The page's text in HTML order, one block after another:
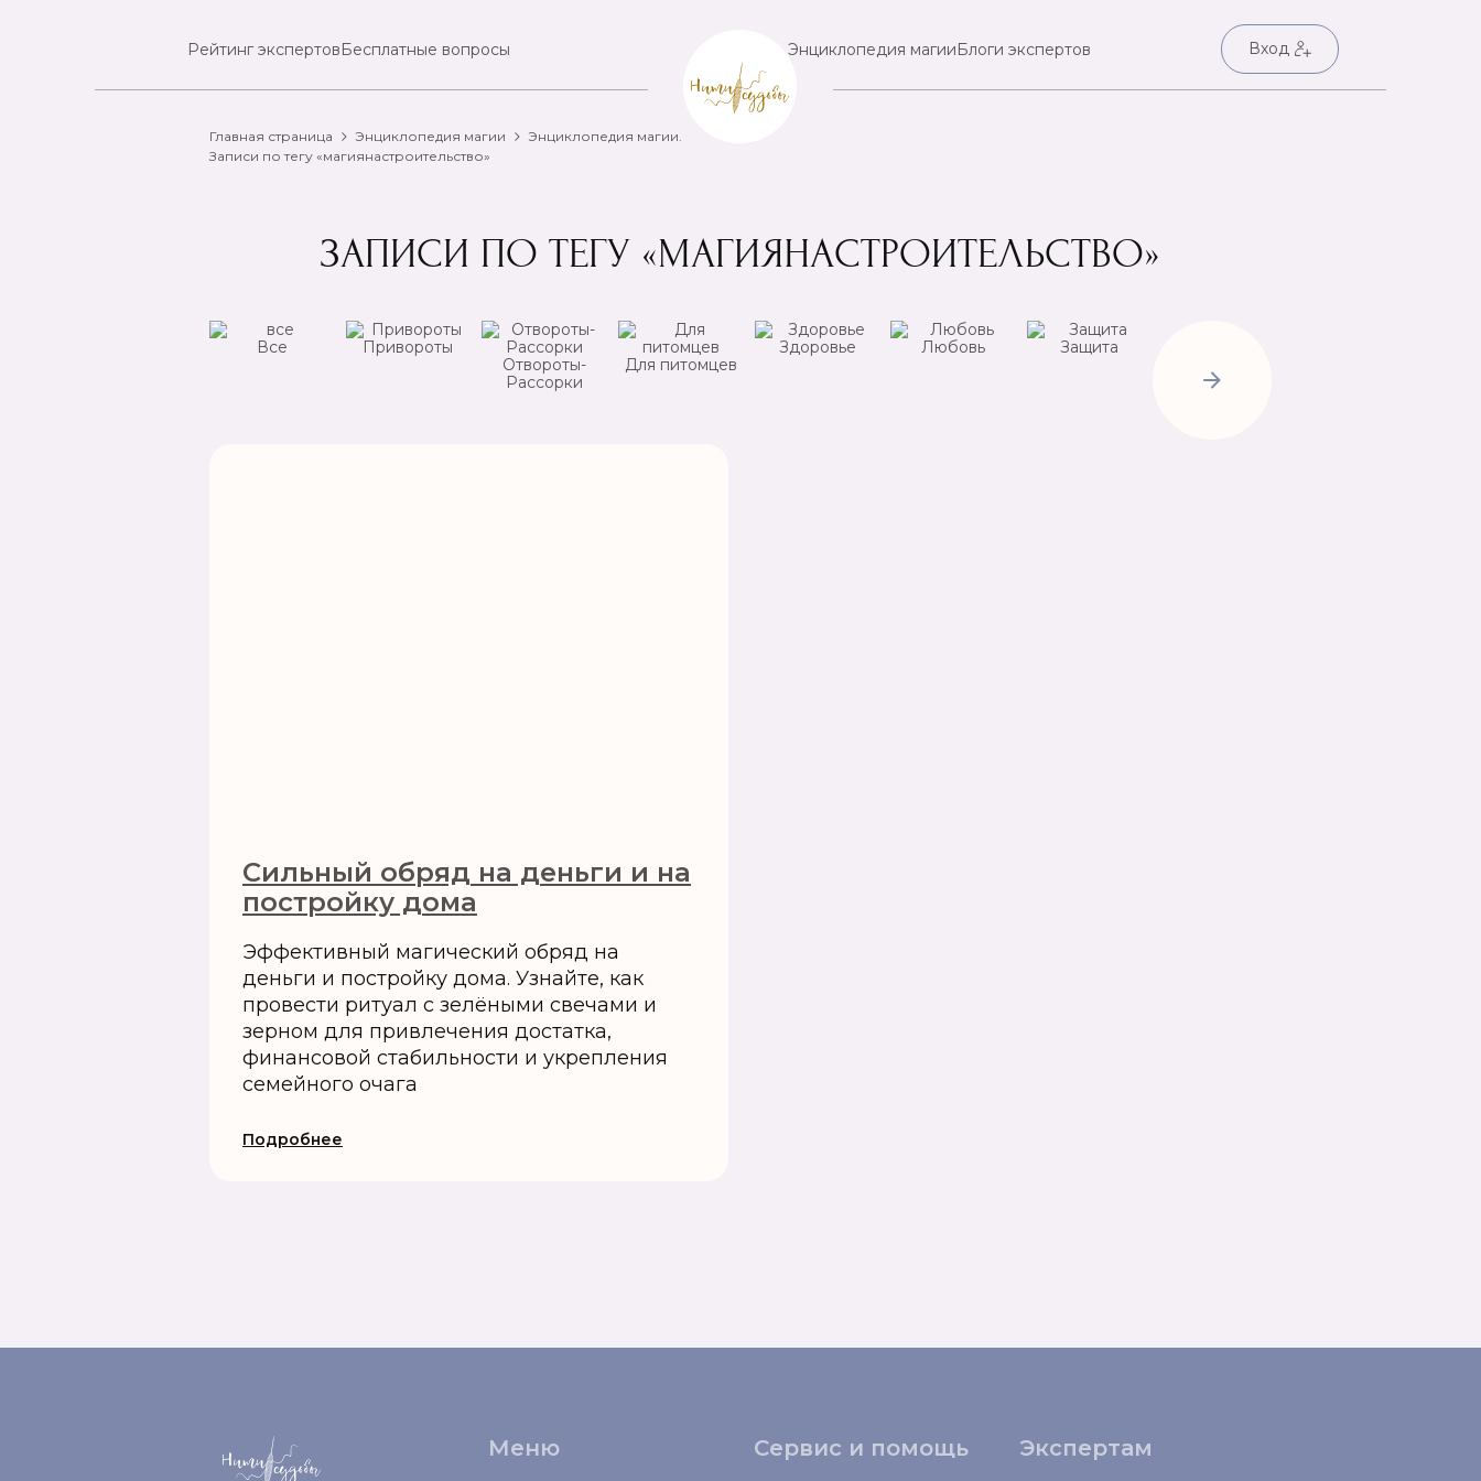
Рейтинг экспертовБесплатные вопросы Энциклопедия магииБлоги экспертов Вход
Главная страница Энциклопедия магии
Энциклопедия магии.
Записи по тегу «магиянастроительство»
ЗАПИСИ ПО ТЕГУ «МАГИЯНАСТРОИТЕЛЬСТВО»
Все
Привороты
Отвороты-
Рассорки
Для питомцев
Здоровье Любовь Защита
Сильный обряд на деньги и на
постройку дома
Эффективный магический обряд на
деньги и постройку дома. Узнайте, как
провести ритуал с зелёными свечами и
зерном для привлечения достатка,
финансовой стабильности и укрепления
семейного очага
Подробнее
Меню Сервис и помощь Экспертам